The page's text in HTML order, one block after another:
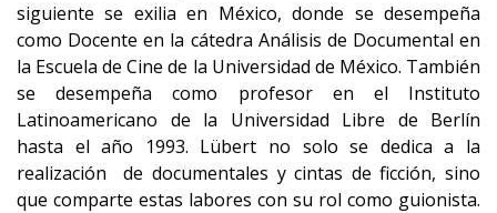
siguiente se exilia en México, donde se desempeña
como Docente en la cátedra Análisis de Documental en
la Escuela de Cine de la Universidad de México. También
se desempeña como profesor en el Instituto
Latinoamericano de la Universidad Libre de Berlín
hasta el año 1993. Lübert no solo se dedica a la
realización de documentales y cintas de ficción, sino
que comparte estas labores con su rol como guionista.